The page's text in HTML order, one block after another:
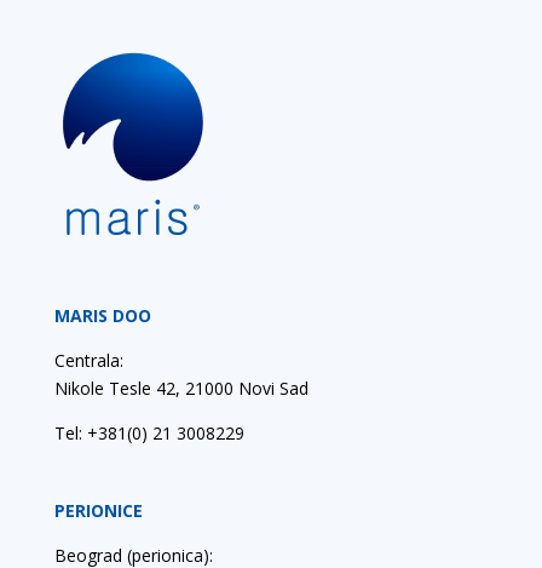
MARIS DOO
Centrala:
Nikole Tesle 42, 21000 Novi Sad
Tel: +381(0) 21 3008229
PERIONICE
Beograd (perionica):